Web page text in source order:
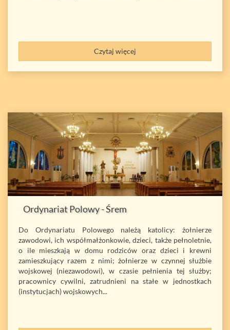
Czytaj więcej
Ordynariat Polowy - Śrem
Do Ordynariatu Polowego należą katolicy: żołnierze
zawodowi, ich współmałżonkowie, dzieci, także pełnoletnie,
o ile mieszkają w domu rodziców oraz dzieci i krewni
zamieszkujący razem z nimi; żołnierze w czynnej służbie
wojskowej (niezawodowi), w czasie pełnienia tej służby;
pracownicy cywilni, zatrudnieni na stałe w jednostkach
(instytucjach) wojskowych...